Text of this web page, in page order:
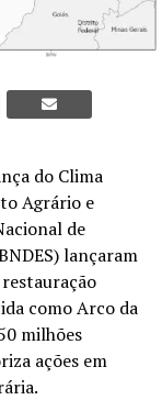
do Clima
Agrário e
de
lançaram
como Arco da
milhões
ações em